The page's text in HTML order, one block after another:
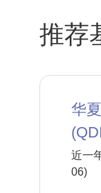
推荐
华
近一
06)